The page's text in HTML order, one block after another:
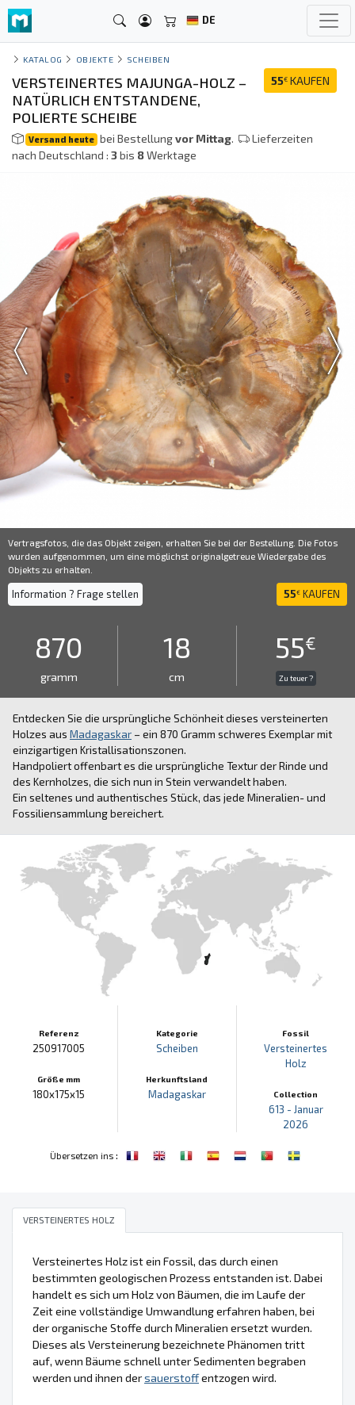
DE
KATALOG OBJEKTE SCHEIBEN
55€ KAUFEN
VERSTEINERTES MAJUNGA-HOLZ –
NATÜRLICH ENTSTANDENE,
POLIERTE SCHEIBE
Versand heute bei Bestellungvor Mittag.
Lieferzeiten
nach Deutschland : 3bis 8Werktage
Vertragsfotos, die das Objekt zeigen, erhalten Sie bei der Bestellung. Die Fotos
wurden aufgenommen, um eine möglichst originalgetreue Wiedergabe des
Objekts zu erhalten.
Information ? Frage stellen 55€ KAUFEN
870
gramm
18
cm
55€
Zu teuer ?
Entdecken Sie die ursprüngliche Schönheit dieses versteinerten
Holzes aus Madagaskar – ein 870 Gramm schweres Exemplar mit
einzigartigen Kristallisationszonen.
Handpoliert offenbart es die ursprüngliche Textur der Rinde und
des Kernholzes, die sich nun in Stein verwandelt haben.
Ein seltenes und authentisches Stück, das jede Mineralien- und
Fossiliensammlung bereichert.
Referenz
250917005
Größe mm
180x175x15
Kategorie
Scheiben
Herkunftsland
Madagaskar
Fossil
Versteinertes
Holz
Collection
613 - Januar
2026
Übersetzen ins:
VERSTEINERTES HOLZ
Versteinertes Holz ist ein Fossil, das durch einen
bestimmten geologischen Prozess entstanden ist. Dabei
handelt es sich um Holz von Bäumen, die im Laufe der
Zeit eine vollständige Umwandlung erfahren haben, bei
der organische Stoffe durch Mineralien ersetzt wurden.
Dieses als Versteinerung bezeichnete Phänomen tritt
auf, wenn Bäume schnell unter Sedimenten begraben
werden und ihnen dersauerstoffentzogen wird.